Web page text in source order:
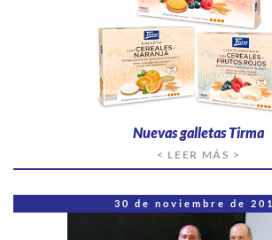
Nuevas galletas Tirma
< LEER MÁS >
30 de noviembre de